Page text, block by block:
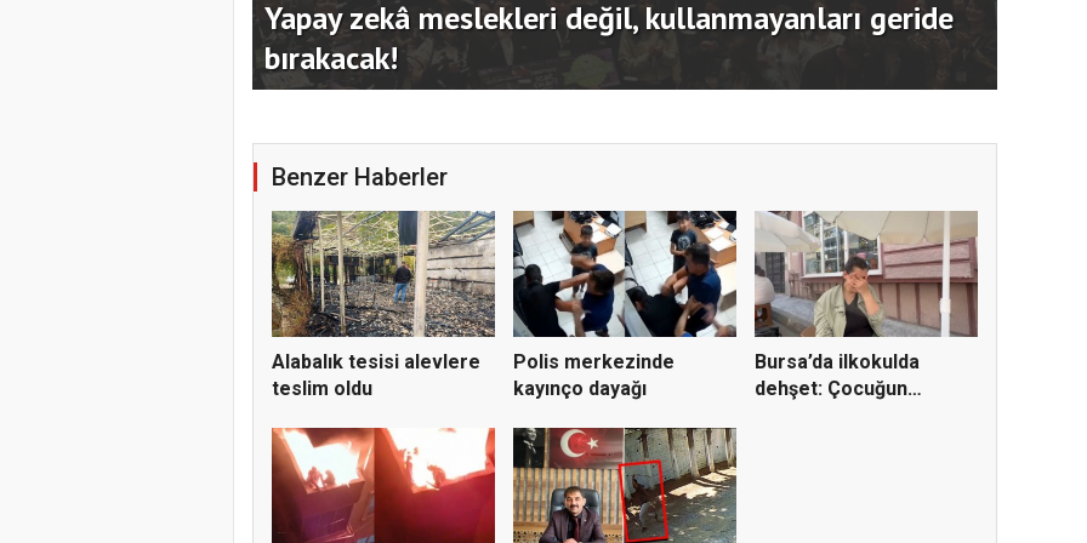
Kocaeli Büyükşehir’in SİDEM’i 129 bin kişiyi afetlere
hazırladı
Benzer Haberler
Alabalık tesisi alevlere
teslim oldu
Polis merkezinde
kayınço dayağı
Bursa’da ilkokulda
dehşet: Çocuğun